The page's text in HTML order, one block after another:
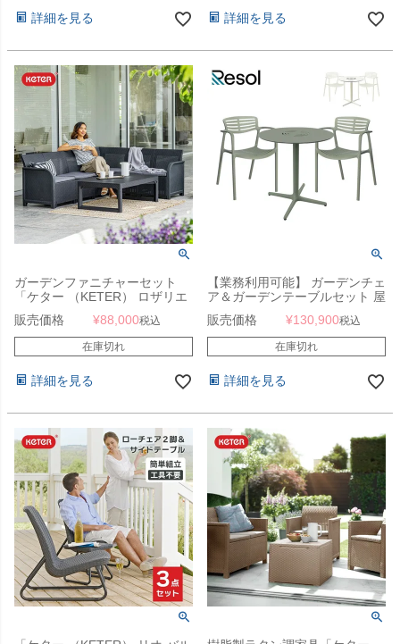
タン調 ガーデンテーブル
詳細を見る 詳細を見る
ガーデンファニチャーセット
「ケター （KETER） ロザリエ
コーナーソファ＆リヨンテーブ
ルセット」
販売価格 ¥88,000税込
在庫切れ
詳細を見る
【業務利用可能】 ガーデンチェ
ア＆ガーデンテーブルセット 屋
外 「Resol Toledo AIRE リソル
トレド エア ラウンドテーブル
70cm ＆ アームチェア 3点セッ
ト」
販売価格 ¥130,900税込
在庫切れ
詳細を見る